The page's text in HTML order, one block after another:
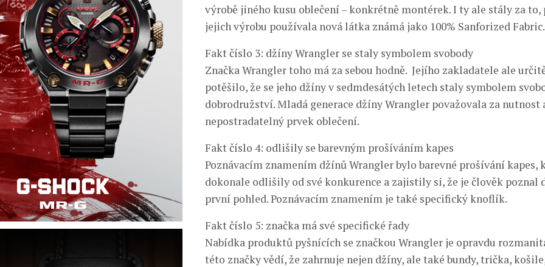
výrobě jiného kusu oblečení – konkrétně montérek. I ty ale stály za to,
jejich výrobu používala nová látka známá jako 100% Sanforized Fabric.
Fakt číslo 3: džíny Wrangler se staly symbolem svobody
Značka Wrangler toho má za sebou hodně. Jejího zakladatele ale
potěšilo, že se jeho džíny v sedmdesátých letech staly symbolem
dobrodružství. Mladá generace džíny Wrangler považovala za nutnost
nepostradatelný prvek oblečení.
Fakt číslo 4: odlišily se barevným prošíváním kapes
Poznávacím znamením džínů Wrangler bylo barevné prošívání kapes,
dokonale odlišily od své konkurence a zajistily si, že je člověk poznal
první pohled. Poznávacím znamením je také specifický knoflík.
Fakt číslo 5: značka má své specifické řady
Nabídka produktů pyšnících se značkou Wrangler je opravdu
této značky vědí, že zahrnuje nejen džíny, ale také bundy, trička,